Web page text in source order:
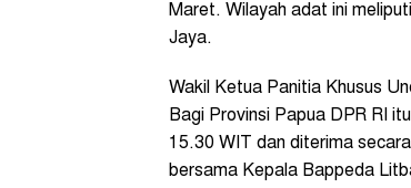
Maret. Wilayah adat ini
Jaya.
Wakil Ketua Panitia Khusus
Bagi Provinsi Papua DPR RI
15.30 WIT dan diterima
bersama Kepala Bappeda